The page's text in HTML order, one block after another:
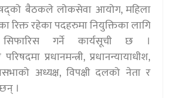
बैठकले लोकसेवा आयोग, महिला
रिक्त रहेका पदहरुमा नियुक्तिका लागि
सिफारिस गर्ने कार्यसूची छ ।
प्रधानमन्त्री, प्रधानन्यायाधीश,
अध्यक्ष, विपक्षी दलको नेता र
।